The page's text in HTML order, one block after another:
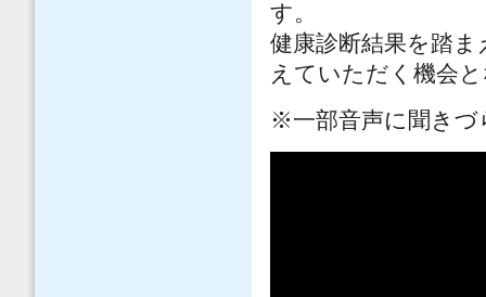
す。
健康診断結果を踏
えていただく機会
※一部音声に聞きづ